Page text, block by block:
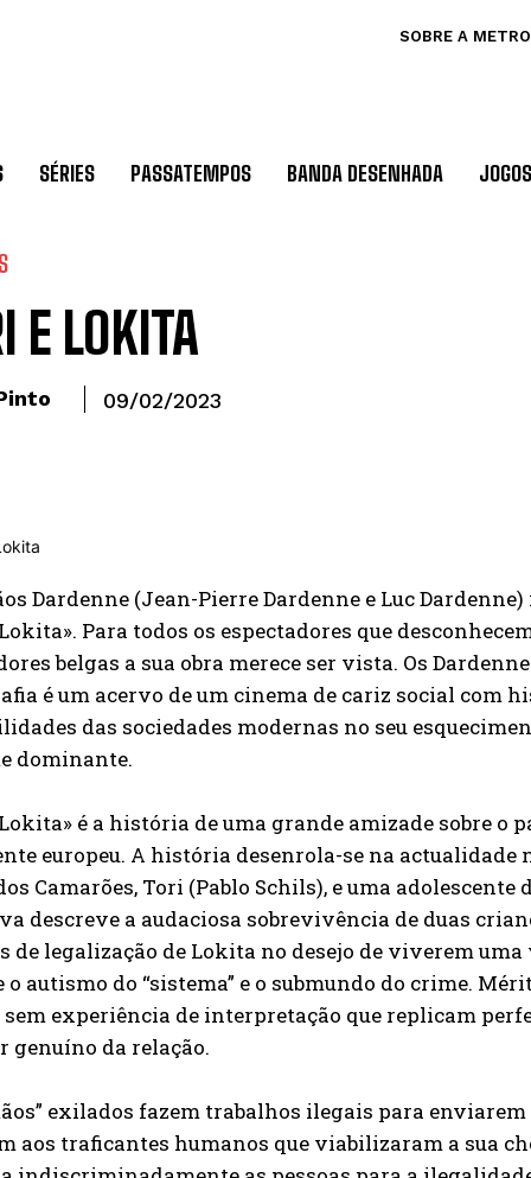
SOBRE A
SÉRIES PASSATEMPOS BANDA DESENHADA JOGOS
E LOKITA
09/02/2023
Dardenne (Jean-Pierre Dardenne e Luc
Para todos os espectadores que
belgas a sua obra merece ser vista. Os
é um acervo de um cinema de cariz social com
das sociedades modernas no seu
dominante.
é a história de uma grande amizade sobre o
europeu. A história desenrola-se na actualidade
Camarões, Tori (Pablo Schils), e uma
descreve a audaciosa sobrevivência de duas
de legalização de Lokita no desejo de viverem
o autismo do “sistema” e o submundo do crime.
sem experiência de interpretação que replicam
genuíno da relação.
exilados fazem trabalhos ilegais para
aos traficantes humanos que viabilizaram a sua